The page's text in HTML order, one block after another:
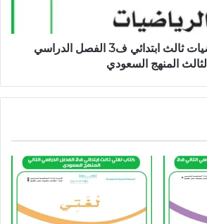
كتاب مادة الرياضيات ثالث ابتدائي ف3 الفصل الدراسي
الثالث المنهج السعودي